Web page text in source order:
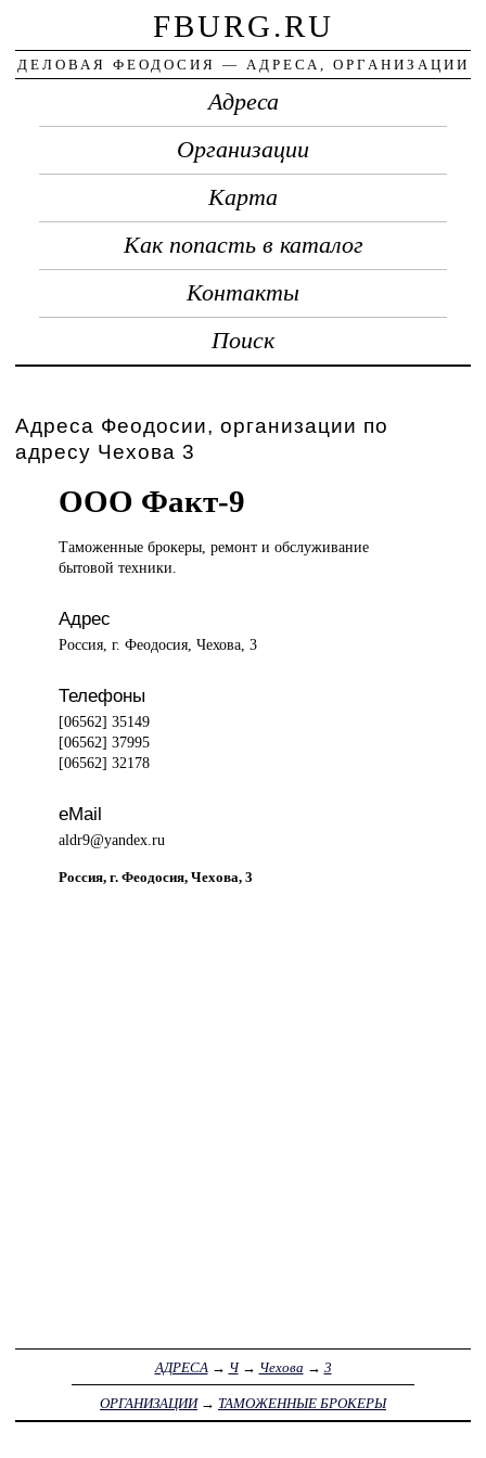
FBURG.RU
ДЕЛОВАЯ ФЕОДОСИЯ — АДРЕСА, ОРГАНИЗАЦИИ
Адреса
Организации
Карта
Как попасть в каталог
Контакты
Поиск
Адреса Феодосии, организации по
адресу Чехова 3
ООО Факт-9
Таможенные брокеры,ремонт и обслуживание
бытовой техники.
Адрес
Россия, г. Феодосия, Чехова, 3
Телефоны
[06562] 35149
[06562] 37995
[06562] 32178
eMail
aldr9@yandex.ru
Россия, г. Феодосия, Чехова, 3
АДРЕСА → Ч→ Чехова → 3
ОРГАНИЗАЦИИ→ ТАМОЖЕННЫЕ БРОКЕРЫ